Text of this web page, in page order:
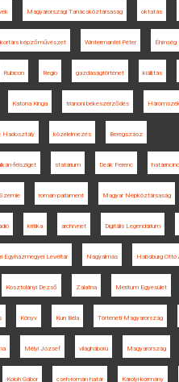
Magyarországi Tanácsköztársaság oktatás
kortárs képzőművészet Wintermantel Péter Éhínség
Rubicon Regio gazdaságtörténet kiállítás
Katona Kinga trianoni békeszerződés
Hadosztály közélelmezés Beregszász
félsziget statárium Deák Ferenc
román parlament Magyar Népköztársaság
kritika archívnet Digitális Legendárium
Egyházmegyei Levéltár Nagyalmás Habsburg Ottó
Kosztolányi Dezső Zalatna Meritum Egyesület
Könyv Kun Béla Történeti Magyarország
Mélyi József világháború Magyarország
Koloh Gábor cseh-román határ Károlyi-kormány